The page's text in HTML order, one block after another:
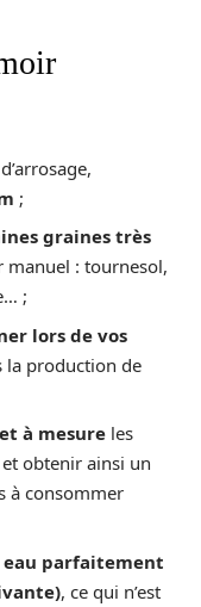
;
graines très
manuel : tournesol,
;
lors de vos
la production de
à mesure les
obtenir ainsi un
à consommer
eau parfaitement
, ce qui n’est